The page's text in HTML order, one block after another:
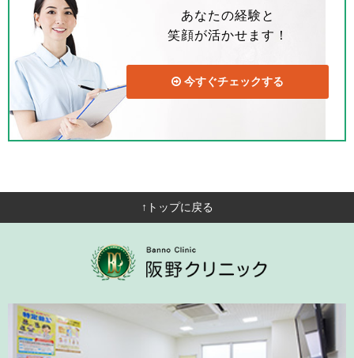
あなたの経験と
笑顔が活かせます！
今すぐチェックする
↑トップに戻る